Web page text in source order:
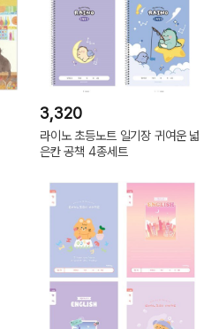
3,320
라이노 초등노트 일기장 귀여운 넓
은칸 공책 4종세트